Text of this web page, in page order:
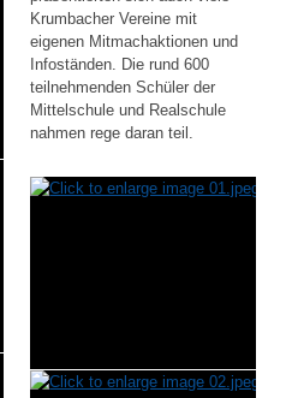
Krumbacher Vereine mit
eigenen Mitmachaktionen und
Infoständen. Die rund 600
teilnehmenden Schüler der
Mittelschule und Realschule
nahmen rege daran teil.